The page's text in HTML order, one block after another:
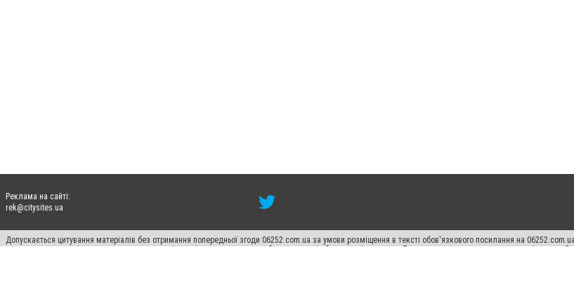
Реклама на сайті:
rek@citysites.ua
Допускається цитування матеріалів без отримання попередньої згоди 06252.com.ua за умови розміщення в тексті обов'язкового посилання на
пошукових систем гіперпосилання на цитовані статті не нижче другого абзацу в тексті або в якості джерела. Порушення виняткових прав переслідується